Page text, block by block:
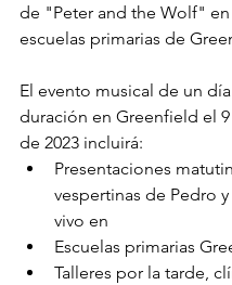
de "Peter and the Wolf" en
escuelas primarias de
El evento musical de un
duración en Greenfield el
de 2023 incluirá:
Presentaciones
vespertinas de Pedro
vivo en
Escuelas primarias
Talleres por la tarde,